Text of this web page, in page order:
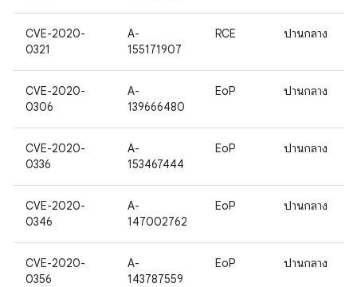
CVE-2020-
0321
A-
155171907
RCE ปานกลาง
CVE-2020-
0306
A-
139666480
EoP ปานกลาง
CVE-2020-
0336
A-
153467444
EoP ปานกลาง
CVE-2020-
0346
A-
147002762
EoP ปานกลาง
CVE-2020-
0356
A-
143787559
EoP ปานกลาง